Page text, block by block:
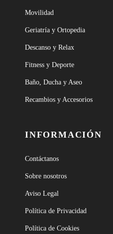
Movilidad
Geriatría y Ortopedia
Descanso y Relax
Fitness y Deporte
Baño, Ducha y Aseo
Recambios y Accesorios
INFORMACIÓN
Contáctanos
Sobre nosotros
Aviso Legal
Política de Privacidad
Política de Cookies